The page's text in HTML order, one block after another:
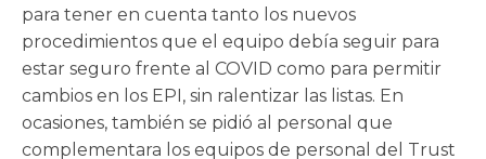
para tener en cuenta tanto los nuevos
procedimientos que el equipo debía seguir para
estar seguro frente al COVID como para permitir
cambios en los EPI, sin ralentizar las listas. En
ocasiones, también se pidió al personal que
complementara los equipos de personal del Trust